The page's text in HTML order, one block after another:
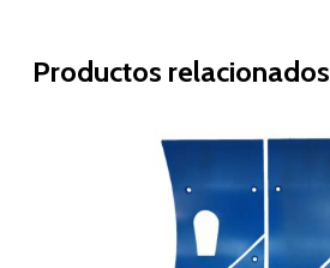
Productos relacionados